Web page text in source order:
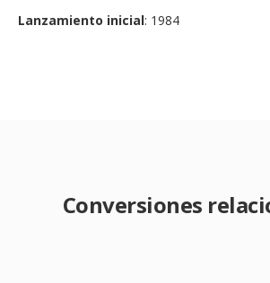
Lanzamiento inicial: 1984
Conversiones